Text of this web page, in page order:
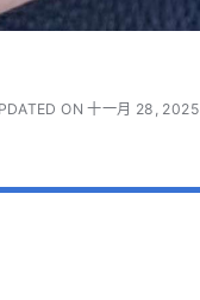
ON 十一月 28, 2025